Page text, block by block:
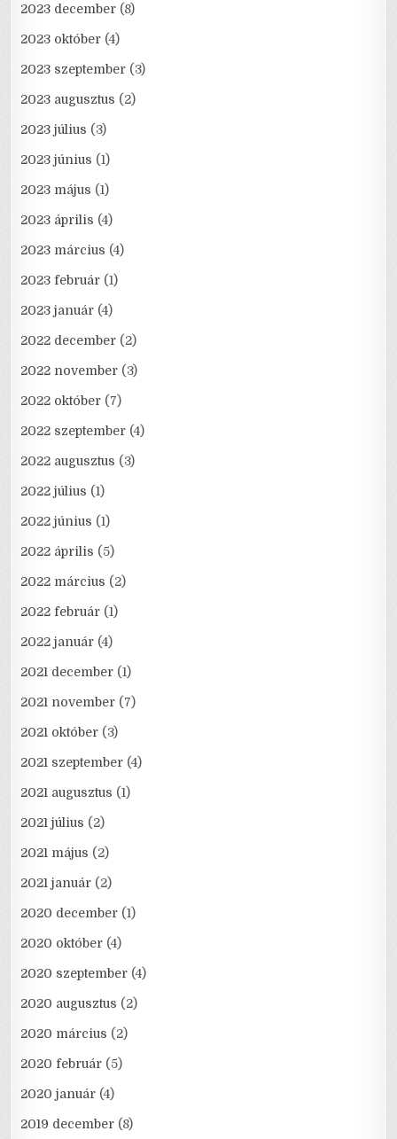
2023 december (8)
2023 október (4)
2023 szeptember (3)
2023 augusztus (2)
2023 július (3)
2023 június (1)
2023 május (1)
2023 április (4)
2023 március (4)
2023 február (1)
2023 január (4)
2022 december (2)
2022 november (3)
2022 október (7)
2022 szeptember (4)
2022 augusztus (3)
2022 július (1)
2022 június (1)
2022 április (5)
2022 március (2)
2022 február (1)
2022 január (4)
2021 december (1)
2021 november (7)
2021 október (3)
2021 szeptember (4)
2021 augusztus (1)
2021 július (2)
2021 május (2)
2021 január (2)
2020 december (1)
2020 október (4)
2020 szeptember (4)
2020 augusztus (2)
2020 március (2)
2020 február (5)
2020 január (4)
2019 december (8)